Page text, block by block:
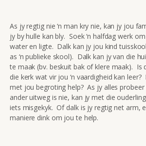
As jy regtig nie ‘n man kry nie, kan jy jou
jy by hulle kan bly. Soek ‘n halfdag werk
water en ligte. Dalk kan jy jou kind
as ‘n publieke skool). Dalk kan jy van die
te maak (bv. beskuit bak of klere maak). Is
die kerk wat vir jou ‘n vaardigheid kan
met jou begroting help? As jy alles
ander uitweg is nie, kan jy met die
iets misgekyk. Of dalk is jy regtig net arm,
maniere dink om jou te help.